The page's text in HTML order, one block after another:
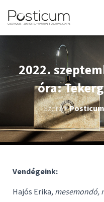
2022.
óra:
Szerző:Posticum
Vendégeink:
Hajós Erika, mesemondó,